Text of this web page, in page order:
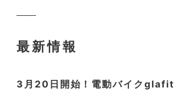
最新情報
3月20日開始！電動バイクglafit